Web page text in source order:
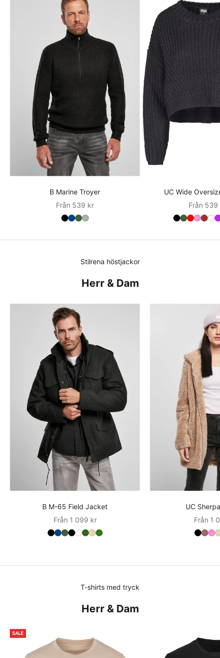
B Marine Troyer
Sale
Från 539 kr
UC Wide
Sale
Från 539
Stilrena höstjackor
Herr & Dam
B M-65 Field Jacket
Sale
Från 1 099 kr
UC
Sale
Från 1
T-shirts med tryck
Herr & Dam
SALE